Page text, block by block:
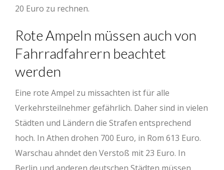
20 Euro zu rechnen.
Rote Ampeln müssen auch von
Fahrradfahrern beachtet
werden
Eine rote Ampel zu missachten ist für alle
Verkehrsteilnehmer gefährlich. Daher sind in vielen
Städten und Ländern die Strafen entsprechend
hoch. In Athen drohen 700 Euro, in Rom 613 Euro.
Warschau ahndet den Verstoß mit 23 Euro. In